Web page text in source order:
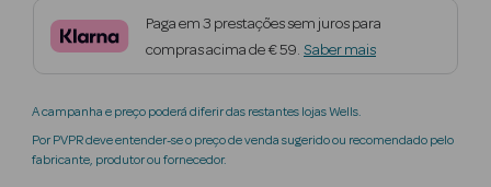
Beauty Season
Nutricosmética
Perfumes
Beauty Season
Paga em 3 prestações sem juros para
compras acima de € 59. Saber mais
A campanha e preço poderá diferir das restantes lojas Wells.
Por PVPR deve entender-se o preço de venda sugerido ou recomendado pelo
fabricante, produtor ou fornecedor.